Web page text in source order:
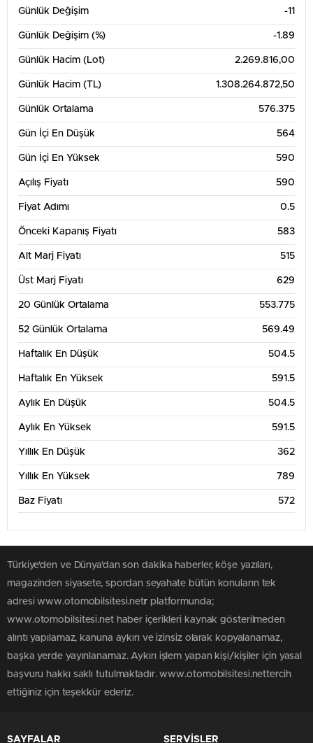
Günlük Değişim -11
Günlük Değişim (%) -1.89
Günlük Hacim (Lot) 2.269.816,00
Günlük Hacim (TL) 1.308.264.872,50
Günlük Ortalama 576.375
Gün İçi En Düşük 564
Gün İçi En Yüksek 590
Açılış Fiyatı 590
Fiyat Adımı 0.5
Önceki Kapanış Fiyatı 583
Alt Marj Fiyatı 515
Üst Marj Fiyatı 629
20 Günlük Ortalama 553.775
52 Günlük Ortalama 569.49
Haftalık En Düşük 504.5
Haftalık En Yüksek 591.5
Aylık En Düşük 504.5
Aylık En Yüksek 591.5
Yıllık En Düşük 362
Yıllık En Yüksek 789
Baz Fiyatı 572
Türkiye'den ve Dünya’dan son dakika haberler, köşe yazıları,
magazinden siyasete, spordan seyahate bütün konuların tek
adresi www.otomobilsitesi.netr platformunda;
www.otomobilsitesi.net haber içerikleri kaynak gösterilmeden
alıntı yapılamaz, kanuna aykırı ve izinsiz olarak kopyalanamaz,
başka yerde yayınlanamaz. Aykırı işlem yapan kişi/kişiler için yasal
başvuru hakkı saklı tutulmaktadır. www.otomobilsitesi.nettercih
ettiğiniz için teşekkür ederiz.
SAYFALAR SERVİSLER